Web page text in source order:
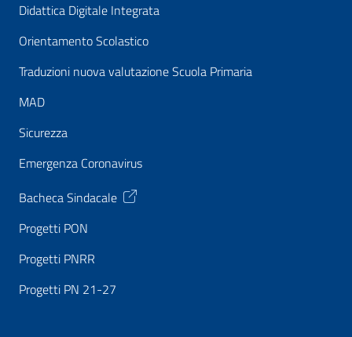
Didattica Digitale Integrata
Orientamento Scolastico
Traduzioni nuova valutazione Scuola Primaria
MAD
Sicurezza
Emergenza Coronavirus
Bacheca Sindacale
Progetti PON
Progetti PNRR
Progetti PN 21-27